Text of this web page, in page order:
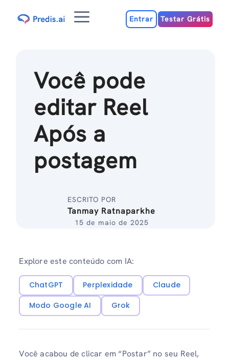
para
MenuEntrar Testar Grátis
Você pode
editar Reel
Após a
postagem
ESCRITO POR
Tanmay Ratnaparkhe
15 de maio de 2025
Explore este conteúdo com IA:
ChatGPT Perplexidade
Claude
Modo Google AI
Grok
Você acabou de clicar em “Postar” no seu Reel,